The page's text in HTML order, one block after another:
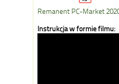
Remanent PC-Market
Instrukcja w formie filmu: